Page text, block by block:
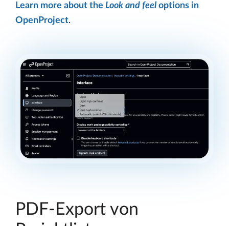
Learn more about the Look and feel options in
OpenProject.
PDF-Export von